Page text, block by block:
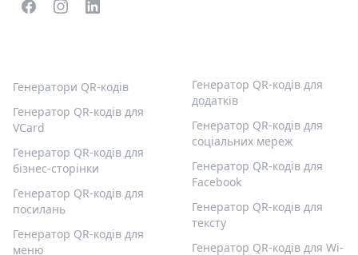
Генератори QR-кодів
Генератор QR-кодів для
VCard
Генератор QR-кодів для
бізнес-сторінки
Генератор QR-кодів для
посилань
Генератор QR-кодів для
меню
Генератор QR-кодів для
додатків
Генератор QR-кодів для
соціальних мереж
Генератор QR-кодів для
Facebook
Генератор QR-кодів для
тексту
Генератор QR-кодів для Wi-